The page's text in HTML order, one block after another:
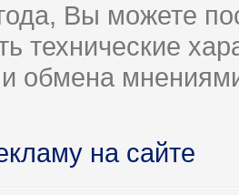
Вы можете
технические
обмена
на сайте